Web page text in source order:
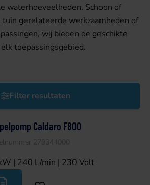
waterhoeveelheden. Schoon of
gerelateerde werkzaamheden of
wij bieden de geschikte
toepassingsgebied.
Filter resultaten
Caldaro F800
| 240 L/min | 230 Volt